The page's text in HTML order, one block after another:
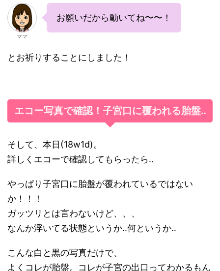
ママ
お願いだから動いてね〜〜！
とお祈りすることにしました！
エコー写真で確認！子宮口に覆われる胎盤‥
そして、本日(18w1d)。
詳しくエコーで確認してもらったら‥
やっぱり子宮口に胎盤が覆われているではない
か！！！
ガッツリとは言わないけど、、、
なんか浮いてる状態というか‥何というか‥
こんな白と黒の写真だけで、
よくコレが胎盤。コレが子宮の出口ってわかるもん